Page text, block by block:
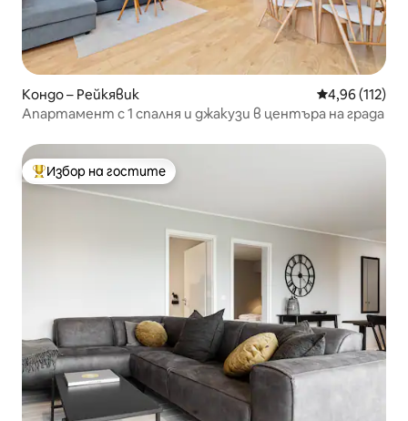
Кондо – Рейкявик Средна
4,96 (112)
Апартамент с 1 спалня и джакузи в центъра на града
Най-популярен избор на гостите
Избор на гостите